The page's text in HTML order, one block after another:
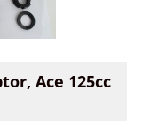
Ace 125cc